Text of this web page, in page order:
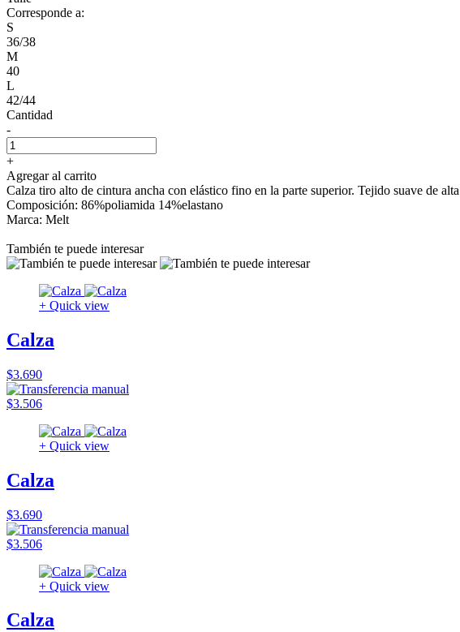
Corresponde a:
S
36/38
M
40
L
42/44
Cantidad
-
+
Agregar al carrito
Calza tiro alto de cintura ancha con elástico fino en la parte superior. Tejido suave de
Composición: 86%poliamida 14%elastano
Marca: Melt
También te puede interesar
+ Quick view
Calza
$3.690
$3.506
+ Quick view
Calza
$3.690
$3.506
+ Quick view
Calza